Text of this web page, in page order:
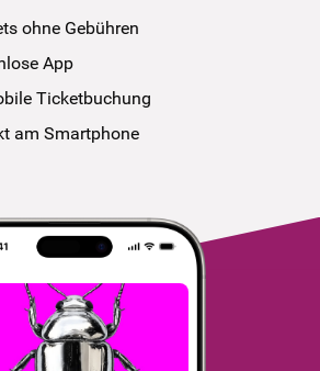
ohne Gebühren
App
Ticketbuchung
am Smartphone